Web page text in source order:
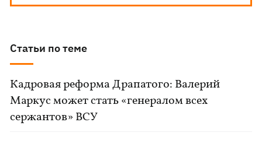
Статьи по теме
Кадровая реформа Драпатого: Валерий
Маркус может стать «генералом всех
сержантов» ВСУ